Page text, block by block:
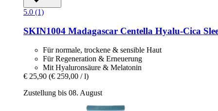
5.0 (1)
SKIN1004 Madagascar Centella Hyalu-​Cica
Für normale, trockene & sensible Haut
Für Regeneration & Erneuerung
Mit Hyaluronsäure & Melatonin
€ 25,90 (€ 259,00 / l)
Zustellung bis 08. August